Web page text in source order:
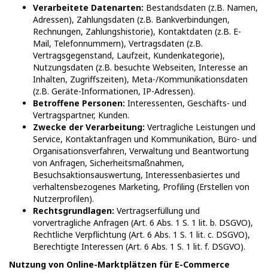
Verarbeitete Datenarten: Bestandsdaten (z.B. Namen,
Adressen), Zahlungsdaten (z.B. Bankverbindungen,
Rechnungen, Zahlungshistorie), Kontaktdaten (z.B. E-
Mail, Telefonnummern), Vertragsdaten (z.B.
Vertragsgegenstand, Laufzeit, Kundenkategorie),
Nutzungsdaten (z.B. besuchte Webseiten, Interesse an
Inhalten, Zugriffszeiten), Meta-/Kommunikationsdaten
(z.B. Geräte-Informationen, IP-Adressen).
Betroffene Personen: Interessenten, Geschäfts- und
Vertragspartner, Kunden.
Zwecke der Verarbeitung: Vertragliche Leistungen und
Service, Kontaktanfragen und Kommunikation, Büro- und
Organisationsverfahren, Verwaltung und Beantwortung
von Anfragen, Sicherheitsmaßnahmen,
Besuchsaktionsauswertung, Interessenbasiertes und
verhaltensbezogenes Marketing, Profiling (Erstellen von
Nutzerprofilen).
Rechtsgrundlagen: Vertragserfüllung und
vorvertragliche Anfragen (Art. 6 Abs. 1 S. 1 lit. b. DSGVO),
Rechtliche Verpflichtung (Art. 6 Abs. 1 S. 1 lit. c. DSGVO),
Berechtigte Interessen (Art. 6 Abs. 1 S. 1 lit. f. DSGVO).
Nutzung von Online-Marktplätzen für E-Commerce